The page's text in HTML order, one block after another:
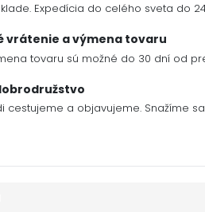
Expedícia do celého sveta do
vrátenie a výmena tovaru
tovaru sú možné do 30 dní od
cestujeme a objavujeme. Snažíme